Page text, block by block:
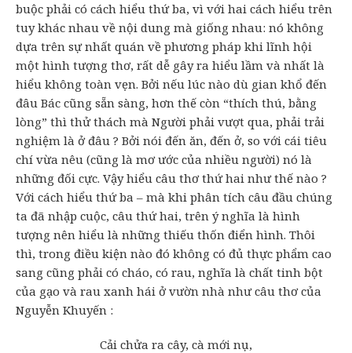
buộc phải có cách hiểu thứ ba, vì với hai cách hiểu trên
tuy khác nhau về nội dung mà giống nhau: nó không
dựa trên sự nhất quán về phương pháp khi lĩnh hội
một hình tượng thơ, rất dễ gây ra hiểu lầm và nhất là
hiểu không toàn vẹn. Bởi nếu lúc nào dù gian khổ đến
đâu Bác cũng sẵn sàng, hơn thế còn “thích thú, bằng
lòng” thì thử thách mà Người phải vượt qua, phải trải
nghiệm là ở đâu ? Bởi nói đến ăn, đến ở, so với cái tiêu
chí vừa nêu (cũng là mơ ước của nhiều người) nó là
những đối cực. Vậy hiểu câu thơ thứ hai như thế nào ?
Với cách hiểu thứ ba – mà khi phân tích câu đầu chúng
ta đã nhập cuộc, câu thứ hai, trên ý nghĩa là hình
tượng nên hiểu là những thiếu thốn điển hình. Thôi
thì, trong điều kiện nào đó không có đủ thực phẩm cao
sang cũng phải có cháo, có rau, nghĩa là chất tinh bột
của gạo và rau xanh hái ở vườn nhà như câu thơ của
Nguyễn Khuyến :
Cải chửa ra cây, cà mới nụ,